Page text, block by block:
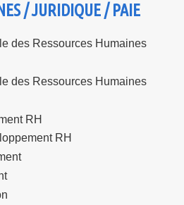
/ JURIDIQUE / PAIE
des Ressources Humaines
des Ressources Humaines
RH
RH